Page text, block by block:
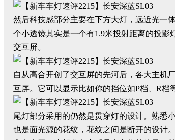
然后科技感部分主要在下方大灯，远近光
个小透镜其实是一个有1.9米投射距离的投
交互屏。
自从高合开创了交互屏的先河后，各大主机
互屏。它可以显示比如你的挡位如P档、R档
尾灯部分采用的仍然是贯穿灯的设计。熟悉
也是面光源的花纹，花纹之间是断开的设计。